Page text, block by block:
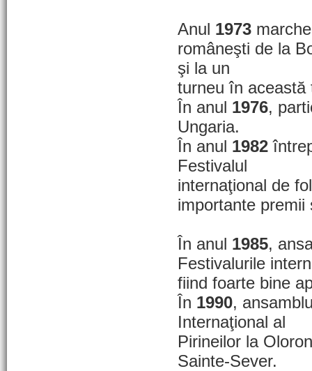
Anul 1973
româneşti de la
şi la un
turneu în această
În anul 1976,
Ungaria.
În anul 1982
Festivalul
internaţional de
importante premii
În anul 1985,
Festivalurile
fiind foarte bine
În 1990,
Internaţional al
Pirineilor la
Sainte-Sever.